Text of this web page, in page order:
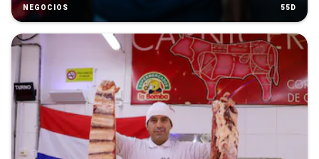
NEGOCIOS 55D